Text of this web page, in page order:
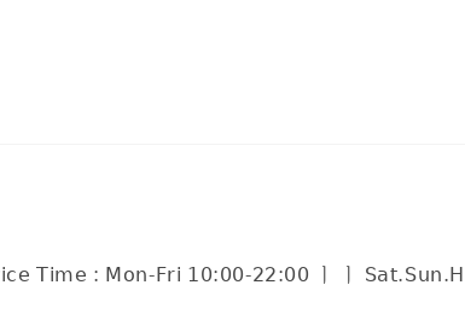
𝖳𝗂𝗆𝖾 : 𝖬𝗈𝗇-𝖥𝗋𝗂 𝟣𝟢:𝟢𝟢-𝟤𝟤:𝟢𝟢 ㅣ ㅣ